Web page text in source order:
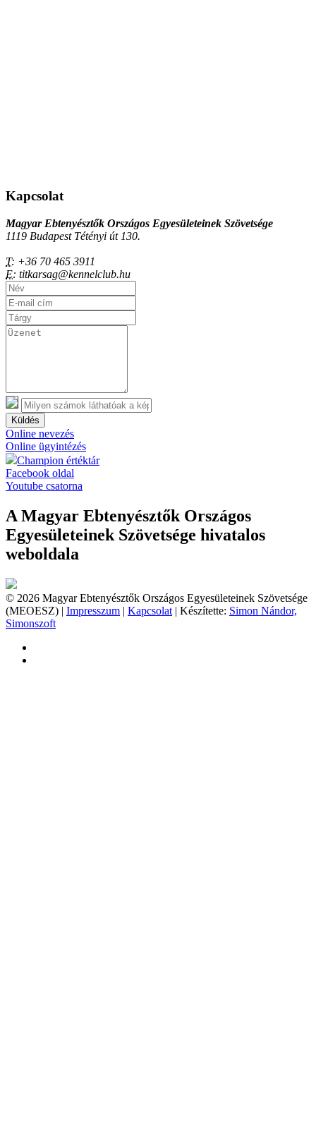
Kapcsolat
Magyar Ebtenyésztők Országos Egyesületeinek Szövetsége
1119 Budapest Tétényi út 130.
T: +36 70 465 3911
E: titkarsag@kennelclub.hu
Küldés
Online nevezés
Online ügyintézés
Champion értéktár
Facebook oldal
Youtube csatorna
A Magyar Ebtenyésztők Országos
Egyesületeinek Szövetsége hivatalos
weboldala
© 2026 Magyar Ebtenyésztők Országos Egyesületeinek Szövetsége
(MEOESZ) | Impresszum | Kapcsolat | Készítette: Simon Nándor,
Simonszoft